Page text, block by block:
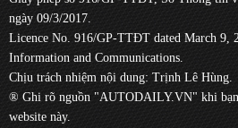
ngày 09/3/2017.
Licence No. 916/GP-TTĐT dated March 9,
Information and Communications.
Chịu trách nhiệm nội dung: Trịnh Lê Hùng.
® Ghi rõ nguồn "AUTODAILY.VN" khi
website này.